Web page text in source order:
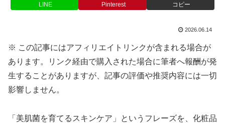
LINE Pinterest コピー
2026.06.14
※ この記事にはアフィリエイトリンクが含まれる場合が
あります。リンク経由で購入された場合に筆者へ報酬が発
生することがありますが、記事の評価や推奨内容には一切
影響しません。
「美肌菌を育てるスキンケア」というフレーズを、化粧品